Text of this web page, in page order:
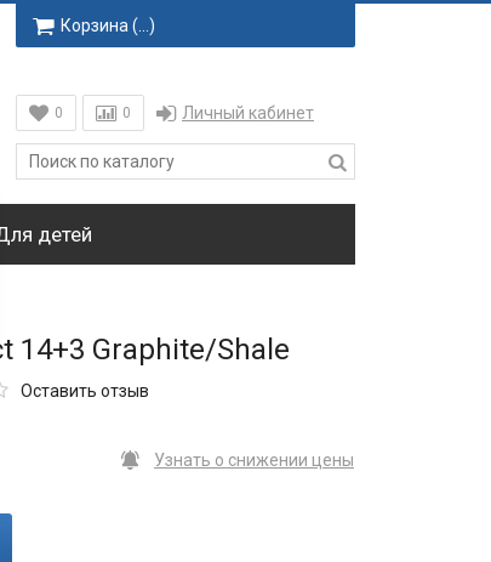
Корзина ( )
0 0 Личный кабинет
детей
14+3 Graphite/Shale
Оставить отзыв
Узнать о снижении цены